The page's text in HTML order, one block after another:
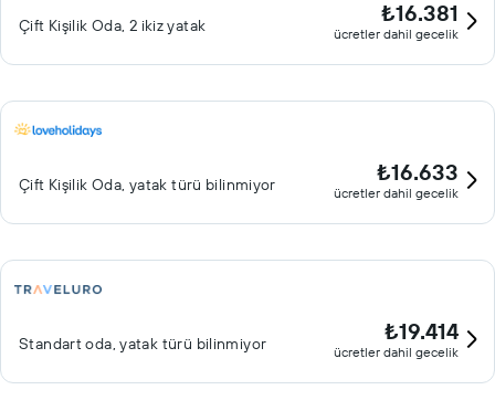
Çift ​Kişilik Oda, 2 ikiz yatak ₺16.381
ücretler dahil gecelik
Çift ​Kişilik Oda, yatak türü bilinmiyor ₺16.633
ücretler dahil gecelik
Standart oda, yatak türü bilinmiyor ₺19.414
ücretler dahil gecelik